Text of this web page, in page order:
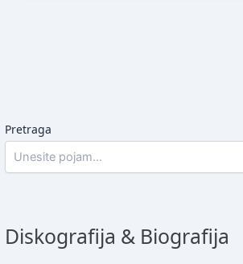
Pretraga
Diskografija & Biografija